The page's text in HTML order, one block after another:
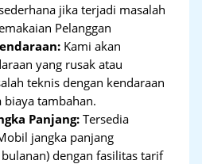
jika terjadi masalah
Pelanggan
Kami akan
yang rusak atau
teknis dengan kendaraan
biaya tambahan.
Panjang:Tersedia
jangka panjang
dengan fasilitas tarif